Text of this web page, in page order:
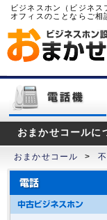
ビジネスホン（ビジネ
オフィスのことならご相
おまかせコールに
おまかせコール >